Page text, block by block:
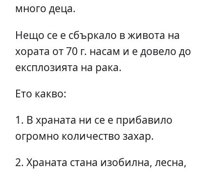
много деца.
Нещо се е сбъркало в живота на
хората от 70 г. насам и е довело до
експлозията на рака.
Ето какво:
1. В храната ни се е прибавило
огромно количество захар.
2. Храната стана изобилна, лесна,